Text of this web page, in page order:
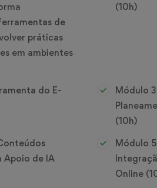
de
práticas
em ambientes
(10h)
do E-
Módulo
(10h)
Apoio de IA
Módulo
Online